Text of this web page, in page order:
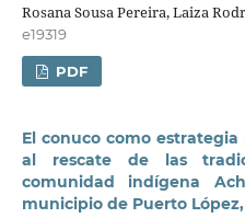
Rosana Sousa Pereira, Laiza
e19319
PDF
El conuco como
al rescate de las
comunidad indígena
municipio de Puerto